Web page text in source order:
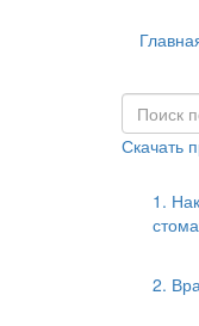
Скачать
1.
2.